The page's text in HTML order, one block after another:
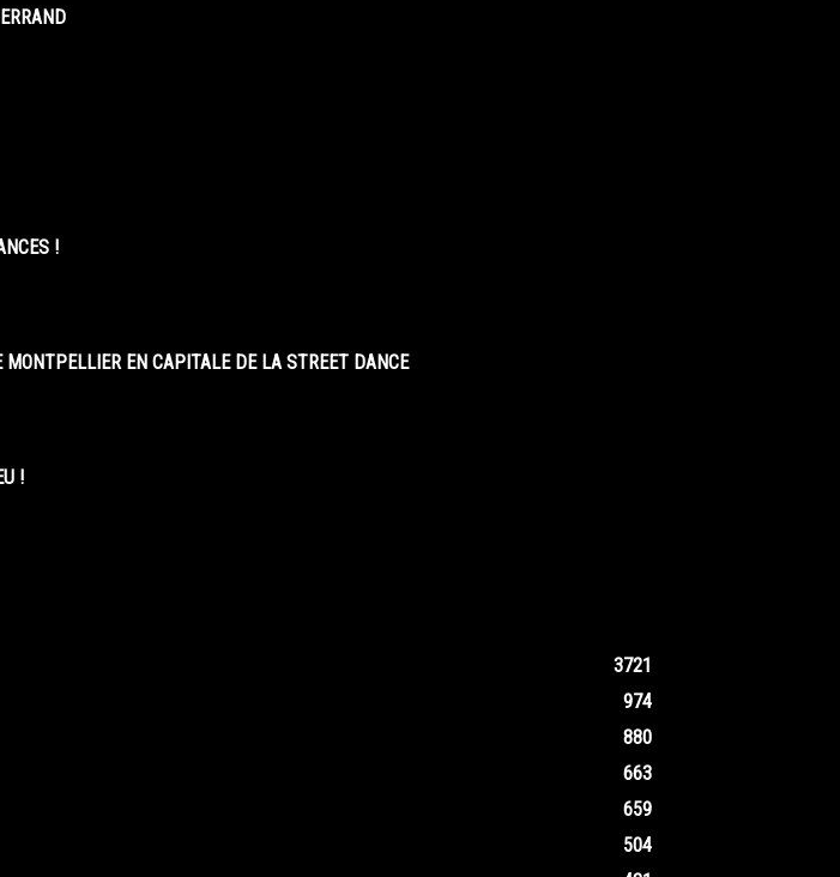
!
EN CAPITALE DE LA STREET DANCE
!
3721
974
880
663
659
504